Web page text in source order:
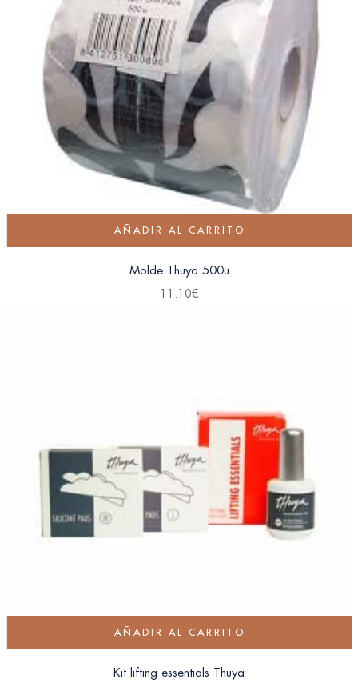
AÑADIR AL CARRITO
Molde Thuya 500u
11.10€
AÑADIR AL CARRITO
Kit lifting essentials Thuya